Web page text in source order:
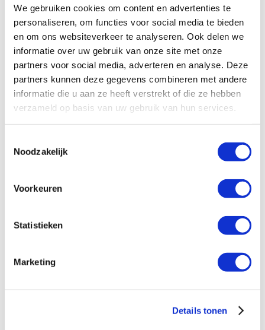
We gebruiken cookies om content en advertenties te
personaliseren, om functies voor social media te bieden
en om ons websiteverkeer te analyseren. Ook delen we
informatie over uw gebruik van onze site met onze
partners voor social media, adverteren en analyse. Deze
partners kunnen deze gegevens combineren met andere
informatie die u aan ze heeft verstrekt of die ze hebben
verzameld op basis van uw gebruik van hun services.
Noodzakelijk
Voorkeuren
Statistieken
Marketing
Details tonen
Eigenschappen en Voordelen
Downloads